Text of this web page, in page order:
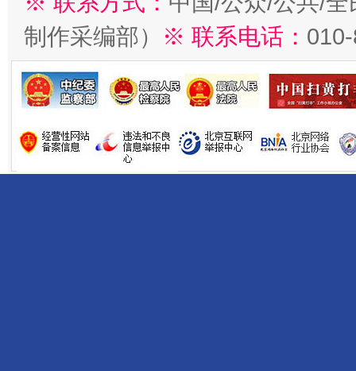
制作采编部）
※ 联系电话：